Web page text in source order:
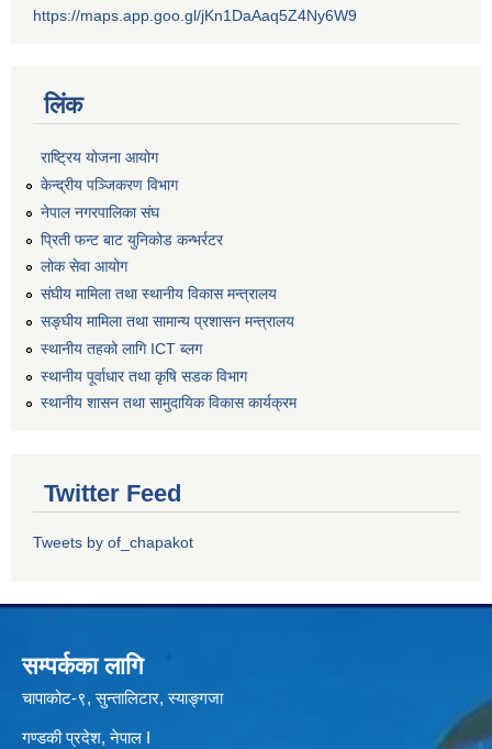
https://maps.app.goo.gl/jKn1DaAaq5Z4Ny6W9
लिंक
राष्ट्रिय योजना आयोग
केन्द्रीय पञ्जिकरण विभाग
नेपाल नगरपालिका संघ
प्रिती फन्ट बाट युनिकोड कन्भर्रटर
लोक सेवा आयोग
संघीय मामिला तथा स्थानीय विकास मन्त्रालय
सङ्घीय मामिला तथा सामान्य प्रशासन मन्त्रालय
स्थानीय तहको लागि ICT ब्लग
स्थानीय पूर्वाधार तथा कृषि सडक विभाग
स्थानीय शासन तथा सामुदायिक विकास कार्यक्रम
Twitter Feed
Tweets by of_chapakot
सम्पर्कका लागि
चापाकोट-९, सुन्तालिटार, स्याङ्गजा
गण्डकी प्रदेश, नेपाल I